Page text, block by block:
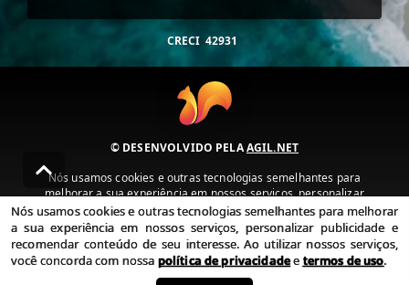
CRECI 42931
© DESENVOLVIDO PELAAGIL.NET
Nós usamos cookies e outras tecnologias semelhantes para
melhorar a sua experiência em nossos serviços, personalizar
publicidade e recomendar conteúdo de seu interesse. Ao utilizar
nossos serviços, você concorda com nossa política de privacidade e
termos de uso.
Política de Privacidade Termos de uso
Nós usamos cookies e outras tecnologias semelhantes para melhorar
a sua experiência em nossos serviços, personalizar publicidade e
recomendar conteúdo de seu interesse. Ao utilizar nossos serviços,
você concorda com nossa política de privacidadeetermos de uso.